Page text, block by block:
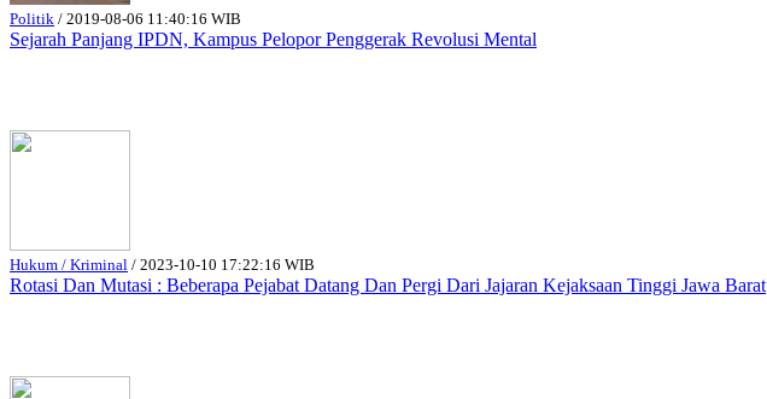
Politik / 2019-08-06 11:40:16 WIB
Sejarah Panjang IPDN, Kampus Pelopor Penggerak Revolusi Mental
Hukum / Kriminal / 2023-10-10 17:22:16 WIB
Rotasi Dan Mutasi : Beberapa Pejabat Datang Dan Pergi Dari Jajaran Kejaksaan Tinggi Jawa Barat